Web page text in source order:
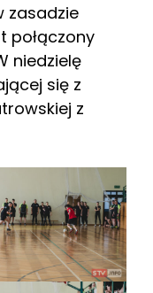
zasadzie
połączony
niedzielę
się z
z